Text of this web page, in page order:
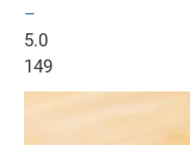
–
5.0
149